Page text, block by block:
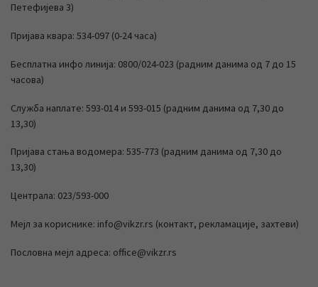
Петефијева 3)
Пријава квара: 534-097 (0-24 часа)
Бесплатна инфо линија: 0800/024-023 (радним данима од 7 до 15
часова)
Служба наплате: 593-014 и 593-015 (радним данима од 7,30 до
13,30)
Пријава стања водомера: 535-773 (радним данима од 7,30 до
13,30)
Централа: 023/593-000
Мејл за кориснике: info@vikzr.rs (контакт, рекламације, захтеви)
Пословна мејл адреса: office@vikzr.rs